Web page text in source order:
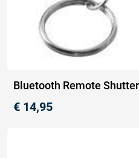
Bluetooth Remote
€ 14,95